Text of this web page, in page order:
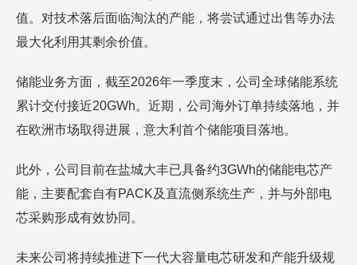
值。对技术落后面临淘汰的产能，将尝试通过出售等办法
最大化利用其剩余价值。
储能业务方面，截至2026年一季度末，公司全球储能系统
累计交付接近20GWh。近期，公司海外订单持续落地，并
在欧洲市场取得进展，意大利首个储能项目落地。
此外，公司目前在盐城大丰已具备约3GWh的储能电芯产
能，主要配套自有PACK及直流侧系统生产，并与外部电
芯采购形成有效协同。
未来公司将持续推进下一代大容量电芯研发和产能升级规